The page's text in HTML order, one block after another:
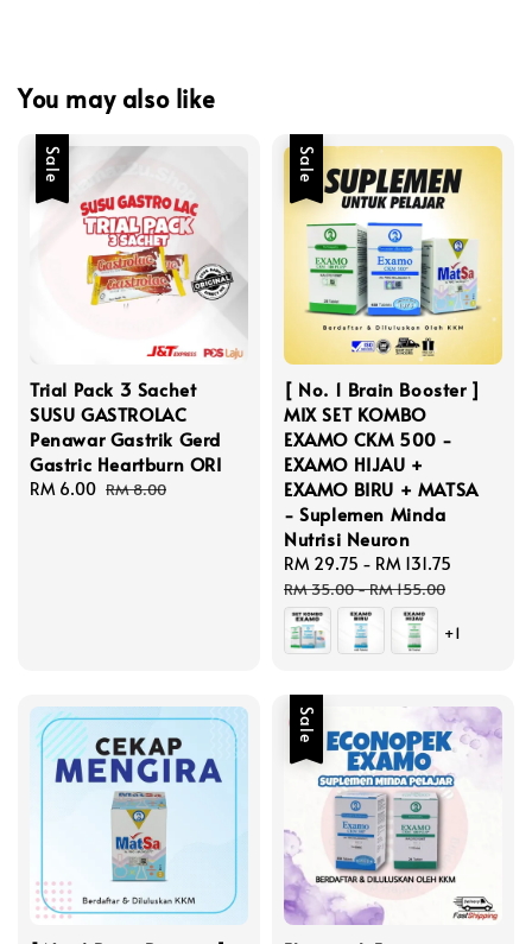
You may also like
Sale
Trial Pack 3 Sachet
SUSU GASTROLAC
Penawar Gastrik Gerd
Gastric Heartburn ORI
Sale
RM 6.00 Regular
RM 8.00
Sale
[ No. 1 Brain Booster ]
MIX SET KOMBO
EXAMO CKM 500 -
EXAMO HIJAU +
EXAMO BIRU + MATSA
- Suplemen Minda
Nutrisi Neuron
Sale
price
RM 29.75 - RM 131.75
RM 35.00-RM 155.00
+1
Sale